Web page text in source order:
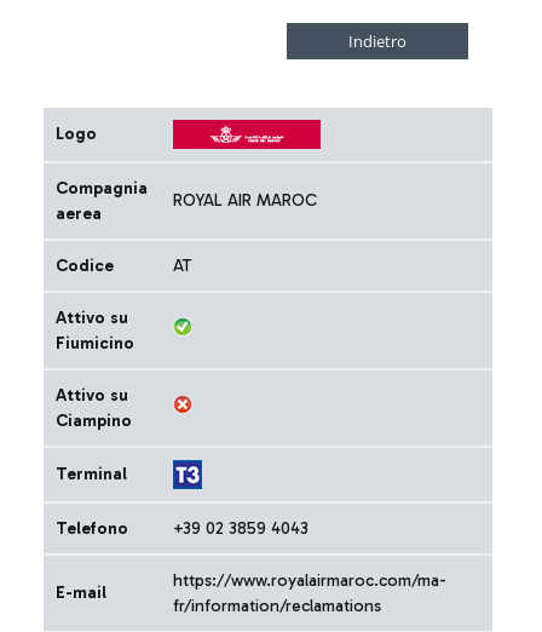
Logo
Compagnia
aerea
ROYAL AIR MAROC
Codice AT
Attivo su
Fiumicino
Attivo su
Ciampino
Terminal
Telefono +39 02 3859 4043
E-mail
https://www.royalairmaroc.com/ma-
fr/information/reclamations